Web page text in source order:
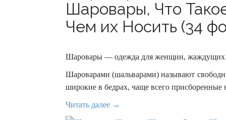
Шаровары, Что
Чем их Носить (34
Шаровары — одежда для женщин, жаждущих
Шароварами (шальварами) называют
широкие в бедрах, чаще всего присборенные
Читать далее →